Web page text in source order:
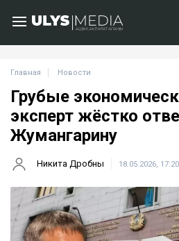
Главная Новости
Грубые
эксперт жёстко
Жумангарину
Никита Дробны 18.05.2026, 17:20